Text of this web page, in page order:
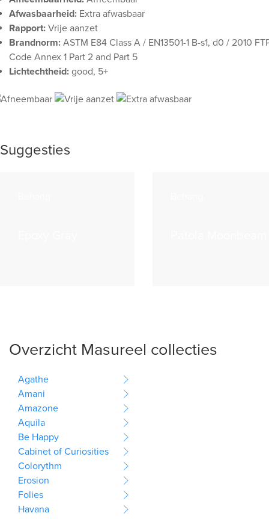
Afwasbaarheid: Extra afwasbaar
Rapport: Vrije aanzet
Brandnorm: ASTM E84 Class A / EN13501-1 B-s1, d0 / 2010
Code Annex 1 Part 2 and Part 5
Lichtechtheid: good, 5+
Suggesties
Overzicht Masureel collecties
Agathe
Amani
Amazone
Aquila
Be Happy
Cabinet of Curiosities
Colorythm
Erosion
Folies
Havana